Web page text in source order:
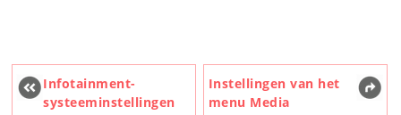
Infotainment-
systeeminstellingen
Instellingen van het
menu Media